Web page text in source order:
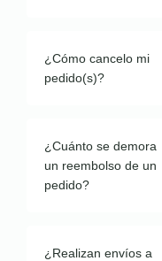
¿Cómo cancelo mi
pedido(s)?
¿Cuánto se demora
un reembolso de un
pedido?
¿Realizan envíos a